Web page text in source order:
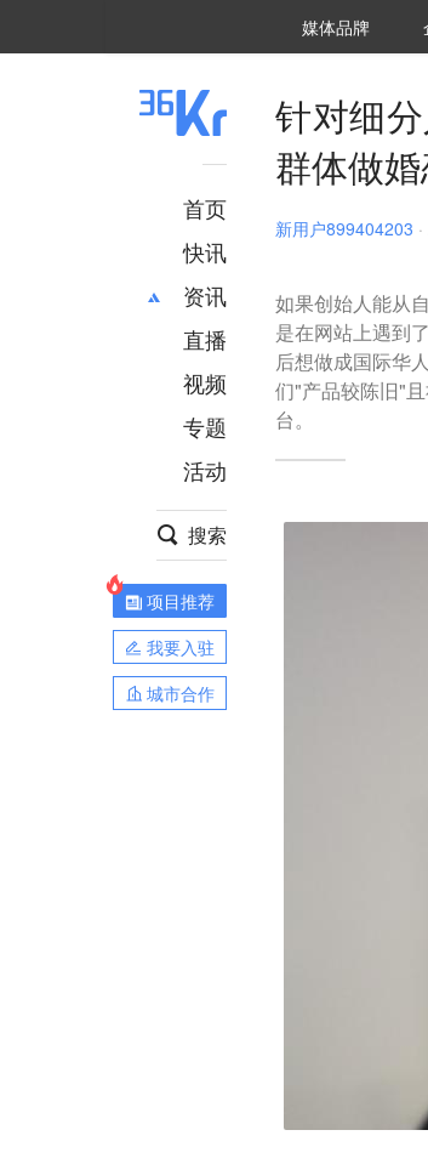
媒体品牌
首页
快讯
资讯
推荐
财经
项目推荐
安徽
直播
视频
专题
活动
搜索
项目推荐
我要入驻
城市合作
针对细
群体做
新用户899404203 ·
如果创始人能从
是在网站上遇到
后想做成国际华
们"产品较陈旧"
台。